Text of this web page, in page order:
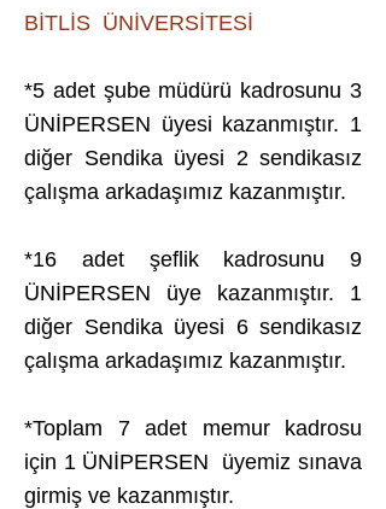
BİTLİS ÜNİVERSİTESİ
*5 adet şube müdürü kadrosunu 3
ÜNİPERSEN üyesi kazanmıştır. 1
diğer Sendika üyesi 2 sendikasız
çalışma arkadaşımız kazanmıştır.
*16 adet şeflik kadrosunu 9
ÜNİPERSEN üye kazanmıştır. 1
diğer Sendika üyesi 6 sendikasız
çalışma arkadaşımız kazanmıştır.
*Toplam 7 adet memur kadrosu
için 1 ÜNİPERSEN üyemiz sınava
girmiş ve kazanmıştır.